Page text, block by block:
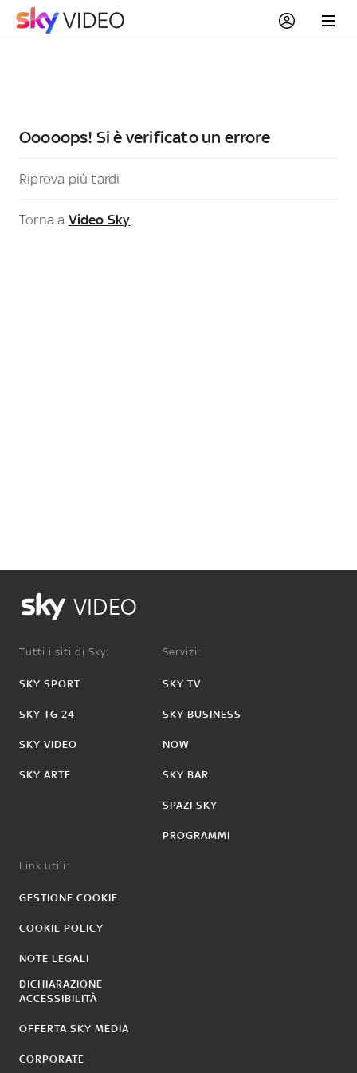
Ooooops! Si è verificato un errore
Riprova più tardi
Torna a Video Sky
VIDEO
Tutti i siti di Sky:
SKY SPORT
SKY TG 24
SKY VIDEO
SKY ARTE
Servizi:
SKY TV
SKY BUSINESS
NOW
SKY BAR
SPAZI SKY
PROGRAMMI
Link utili:
GESTIONE COOKIE
COOKIE POLICY
NOTE LEGALI
DICHIARAZIONE
ACCESSIBILITÀ
OFFERTA SKY MEDIA
CORPORATE